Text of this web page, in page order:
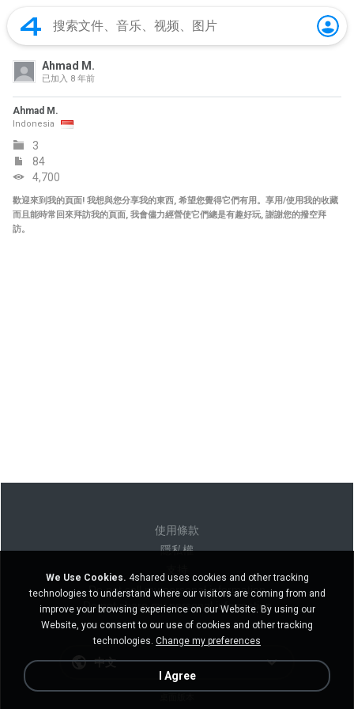
Ahmad M.
已加入 8 年前
Ahmad M.
Indonesia
3
84
4,700
歡迎來到我的頁面! 我想與您分享我的東西, 希望您覺得它們有用。享用/使用我的收藏
而且能時常回來拜訪我的頁面, 我會儘力經營使它們總是有趣好玩, 謝謝您的撥空拜
訪。
使用條款
隱私權
Do not sell my personal information
Do not share my personal information
中文
We Use Cookies. 4shared uses cookies and other tracking
technologies to understand where our visitors are coming from and
improve your browsing experience on our Website. By using our
Website, you consent to our use of cookies and other tracking
technologies. Change my preferences
I Agree